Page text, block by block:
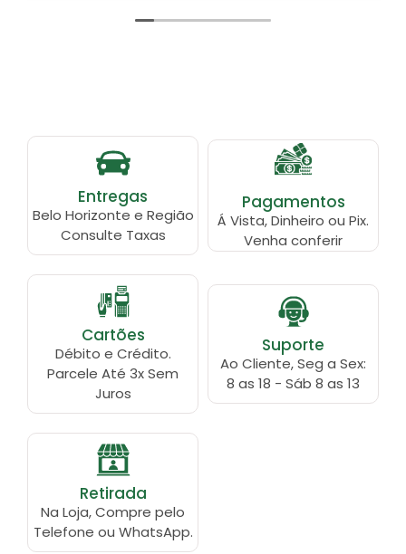
Entregas
Belo Horizonte e Região
Consulte Taxas
Pagamentos
Á Vista, Dinheiro ou Pix.
Venha conferir
Cartões
Débito e Crédito.
Parcele Até 3x Sem
Juros
Suporte
Ao Cliente, Seg a Sex:
8 as 18 - Sáb 8 as 13
Retirada
Na Loja, Compre pelo
Telefone ou WhatsApp.